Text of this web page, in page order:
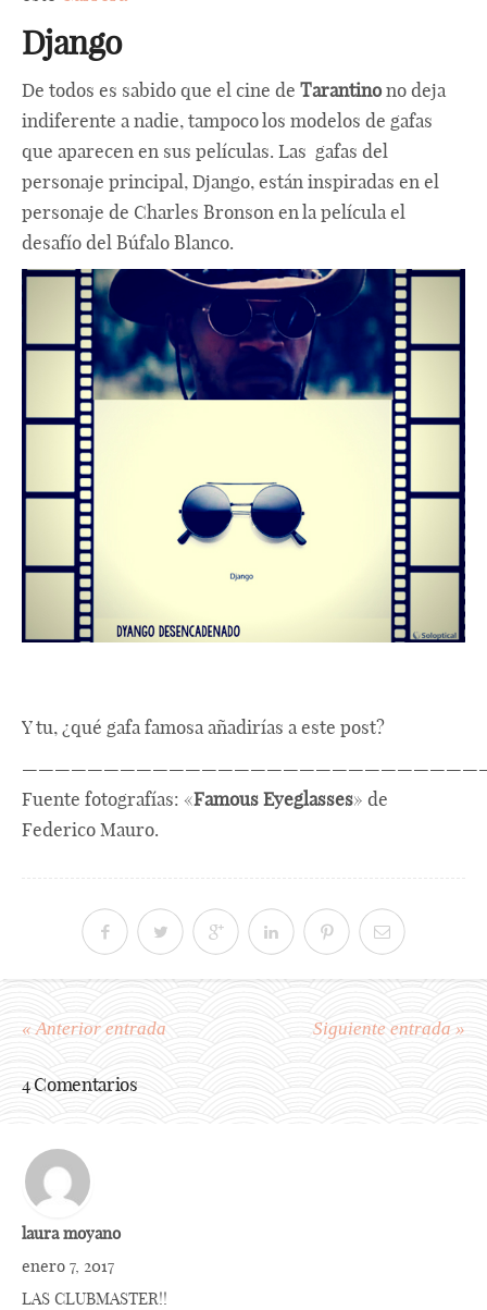
Django
De todos es sabido que el cine de Tarantinono deja
indiferente a nadie, tampoco los modelos de gafas
que aparecen en sus películas. Las gafas del
personaje principal, Django, están inspiradas en el
personaje de Charles Bronson en la película el
desafío del Búfalo Blanco.
Y tu, ¿qué gafa famosa añadirías a este post?
Fuente fotografías: «Famous Eyeglasses» de
Federico Mauro.
« Anterior entrada Siguiente entrada »
4 Comentarios
laura moyano
enero 7, 2017
LAS CLUBMASTER!!